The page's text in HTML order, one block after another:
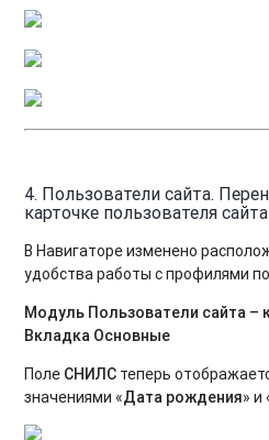
4. Пользователи сайта.
карточке пользователя сайта
В Навигаторе изменено
удобства работы с профилями
Модуль Пользователи сайта –
Вкладка Основные
Поле СНИЛС теперь
значениями «Дата рождения» и